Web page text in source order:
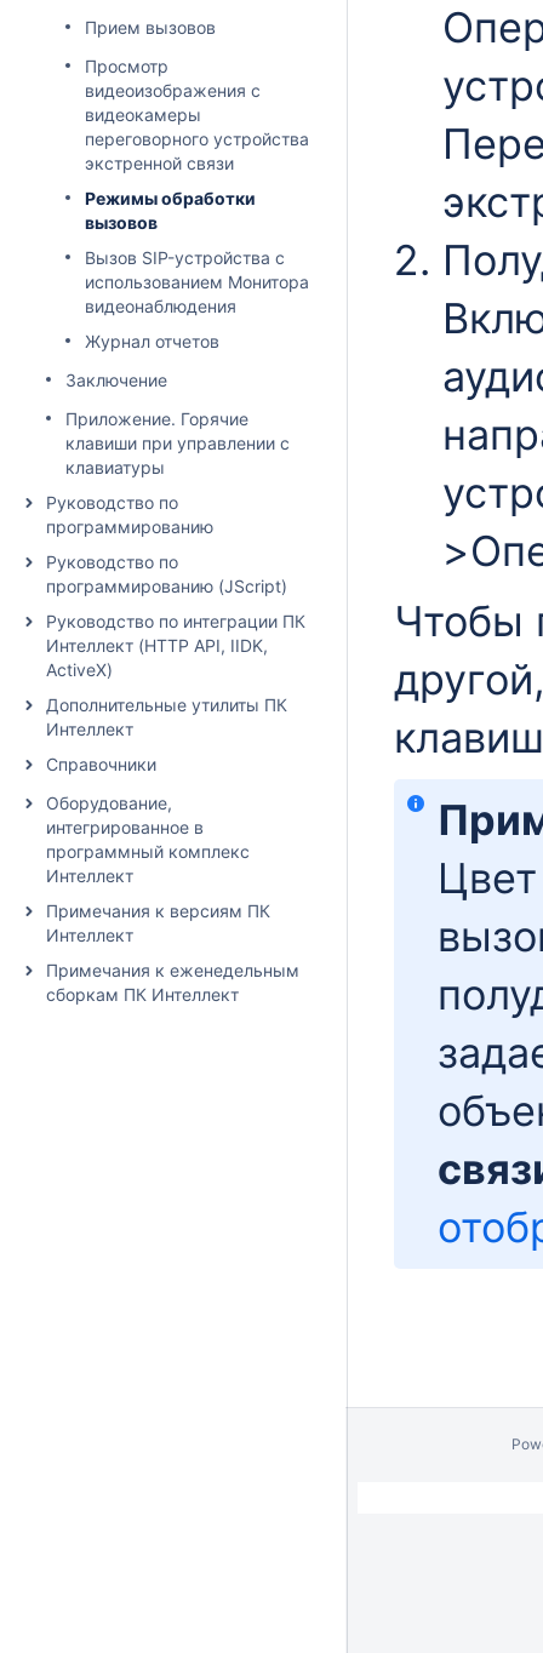
Прием вызовов
Просмотр
видеоизображения с
видеокамеры
переговорного устройства
экстренной связи
Режимы обработки
вызовов
Вызов SIP-устройства с
использованием Монитора
видеонаблюдения
Журнал отчетов
Зaключeние
Приложение. Горячие
клавиши при управлении с
клавиатуры
Руководство по
программированию
Руководство по
программированию (JScript)
Руководство по интеграции ПК
Интеллект (HTTP API, IIDK,
ActiveX)
Дополнительные утилиты ПК
Интеллект
Справочники
Оборудование,
интегрированное в
программный комплекс
Интеллект
Примечания к версиям ПК
Интеллект
Примечания к еженедельным
сборкам ПК Интеллект
Чтобы